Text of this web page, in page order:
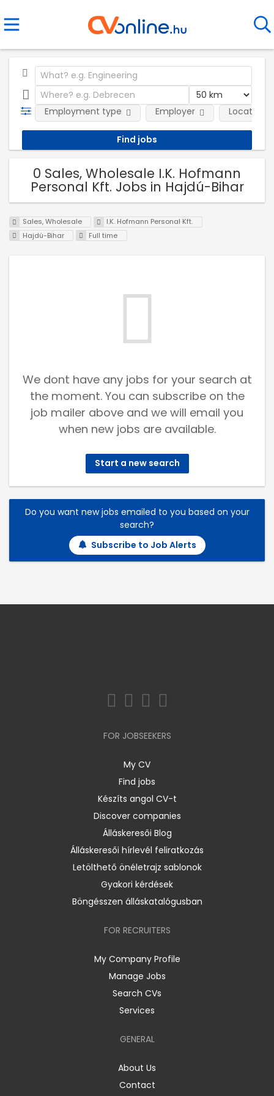
Employment type Employer Location
0 Sales, Wholesale I.K. Hofmann
Personal Kft. Jobs in Hajdú-Bihar
Sales, Wholesale
I.K. Hofmann Personal Kft.
Hajdú-Bihar
Full time
We dont have any jobs for your search at
the moment. You can subscribe on the
job mailer above and we will email you
when new jobs are available.
Start a new search
Do you want new jobs emailed to you based on your
search?
Subscribe to Job Alerts
FOR JOBSEEKERS
My CV
Find jobs
Készíts angol CV-t
Discover companies
Álláskeresői Blog
Álláskeresői hírlevél feliratkozás
Letölthető önéletrajz sablonok
Gyakori kérdések
Böngésszen álláskatalógusban
FOR RECRUITERS
My Company Profile
Manage Jobs
Search CVs
Services
GENERAL
About Us
Contact